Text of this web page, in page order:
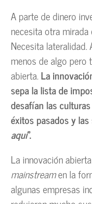
A parte de dinero
necesita otra
Necesita
menos de algo pero
abierta.La
sepa la lista de
desafían las
éxitos pasados y
aquí”.
La innovación
mainstreamen la
algunas empresas